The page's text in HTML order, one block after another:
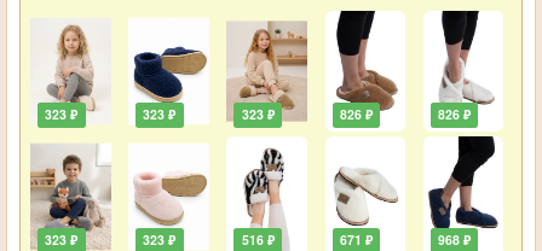
323 ₽
323 ₽
323 ₽
323 ₽
323 ₽
516 ₽
826 ₽
671 ₽
826 ₽
968 ₽